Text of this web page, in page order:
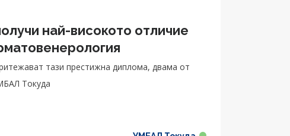
най-високото отличие
тази престижна диплома, двама от
Токуда